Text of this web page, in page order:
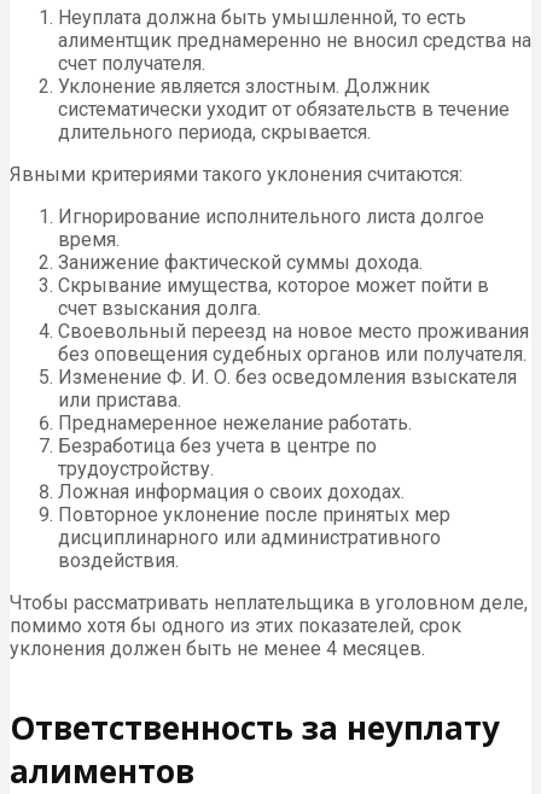
Неуплата должна быть умышленной, то есть
алиментщик преднамеренно не вносил средства на
счет получателя.
Уклонение является злостным. Должник
систематически уходит от обязательств в течение
длительного периода, скрывается.
Явными критериями такого уклонения считаются:
Игнорирование исполнительного листа долгое
время.
Занижение фактической суммы дохода.
Скрывание имущества, которое может пойти в
счет взыскания долга.
Своевольный переезд на новое место проживания
без оповещения судебных органов или получателя.
Изменение Ф. И. О. без осведомления взыскателя
или пристава.
Преднамеренное нежелание работать.
Безработица без учета в центре по
трудоустройству.
Ложная информация о своих доходах.
Повторное уклонение после принятых мер
дисциплинарного или административного
воздействия.
Чтобы рассматривать неплательщика в уголовном деле,
помимо хотя бы одного из этих показателей, срок
уклонения должен быть не менее 4 месяцев.
Ответственность за неуплату
алиментов